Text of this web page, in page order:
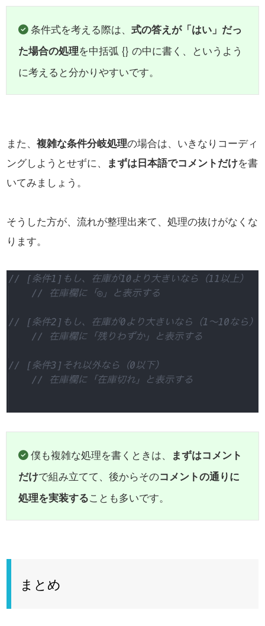
条件式を考える際は、 式の答えが「はい」だっ
た場合の処理を中括弧 {} の中に書く、というよう
に考えると分かりやすいです。
また、 複雑な条件分岐処理の場合は、いきなりコーディ
ングしようとせずに、
まずは日本語でコメントだけを書
いてみましょう。
そうした方が、流れが整理出来て、処理の抜けがなくな
ります。
僕も複雑な処理を書くときは、
まずはコメント
だけで組み立てて、後からそのコメントの通りに
処理を実装することも多いです。
まとめ